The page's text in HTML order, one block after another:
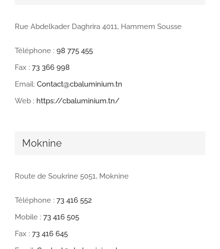
Rue Abdelkader Daghrira 4011, Hammem Sousse
Téléphone : 98 775 455
Fax : 73 366 998
Email: Contact@cbaluminium.tn
Web : https://cbaluminium.tn/
Moknine
Route de Soukrine 5051, Moknine
Téléphone : 73 416 552
Mobile : 73 416 505
Fax : 73 416 645